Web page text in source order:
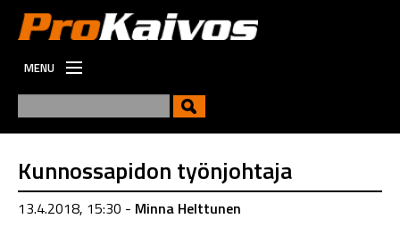
MENU
VIESTINTÄ
TYÖPAIKAT
Kunnossapidon työnjohtaja
13.4.2018, 15:30 - Minna Helttunen